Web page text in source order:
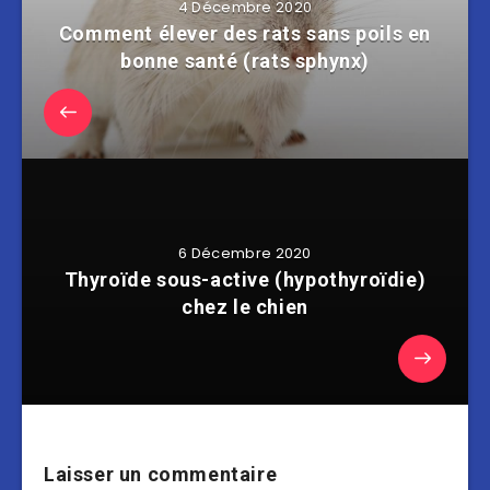
4 Décembre 2020
Comment élever des rats sans poils en
bonne santé (rats sphynx)
6 Décembre 2020
Thyroïde sous-active (hypothyroïdie)
chez le chien
Laisser un commentaire